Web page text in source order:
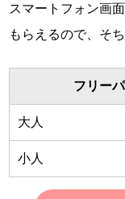
スマートフォン画
もらえるので、そ
フリー
大人
小人